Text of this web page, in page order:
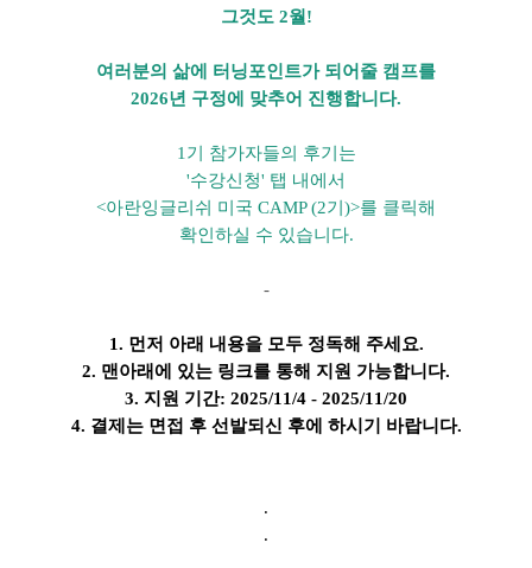
그것도 2월!
여러분의 삶에 터닝포인트가 되어줄 캠프를
2026년 구정에 맞추어 진행합니다.
1기 참가자들의 후기는
'수강신청' 탭 내에서
<아란잉글리쉬 미국 CAMP (2기)>를 클릭해
확인하실 수 있습니다.
-
1. 먼저 아래 내용을 모두 정독해 주세요.
2. 맨아래에 있는 링크를 통해 지원 가능합니다.
3. 지원 기간: 2025/11/4 - 2025/11/20
4. 결제는 면접 후 선발되신 후에 하시기 바랍니다.
.
.